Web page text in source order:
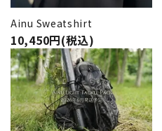
Ainu Sweatshirt
10,450円(税込)